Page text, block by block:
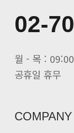
02-
공휴일 휴무